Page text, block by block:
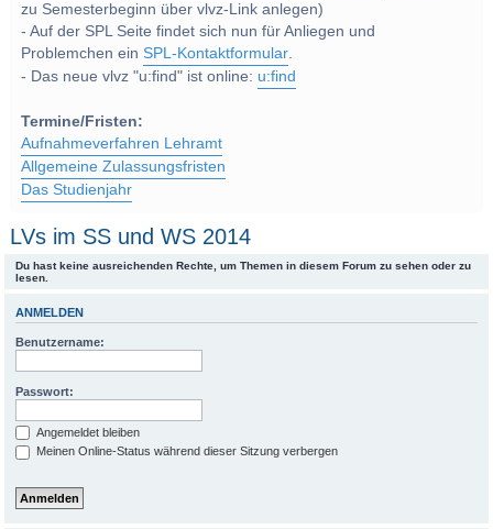
zu Semesterbeginn über vlvz-Link anlegen)
- Auf der SPL Seite findet sich nun für Anliegen und
Problemchen einSPL-Kontaktformular.
- Das neue vlvz "u:find" ist online: u:find
Termine/Fristen:
Aufnahmeverfahren Lehramt
Allgemeine Zulassungsfristen
Das Studienjahr
LVs im SS und WS 2014
Du hast keine ausreichenden Rechte, um Themen in diesem Forum zu sehen oder zu
lesen.
ANMELDEN
Benutzername:
Passwort:
Angemeldet bleiben
Meinen Online-Status während dieser Sitzung verbergen